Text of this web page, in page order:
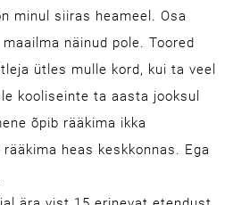
minul siiras heameel. Osa
näinud pole. Toored
ütles mulle kord, kui ta veel
kooliseinte ta aasta jooksul
õpib rääkima ikka
heas keskkonnas. Ega